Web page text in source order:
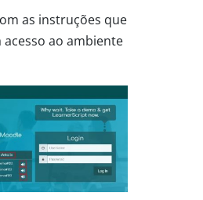
as instruções que
ao ambiente